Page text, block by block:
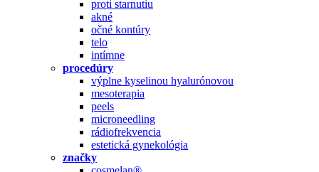
proti starnutiu
akné
očné kontúry
telo
intímne
procedúry
výplne kyselinou hyalurónovou
mesoterapia
peels
microneedling
rádiofrekvencia
estetická gynekológia
značky